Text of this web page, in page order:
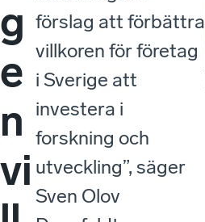
g
e
n
vi
förslag att förbättra
villkoren för företag
i Sverige att
investera i
forskning och
utveckling”, säger
Sven Olov